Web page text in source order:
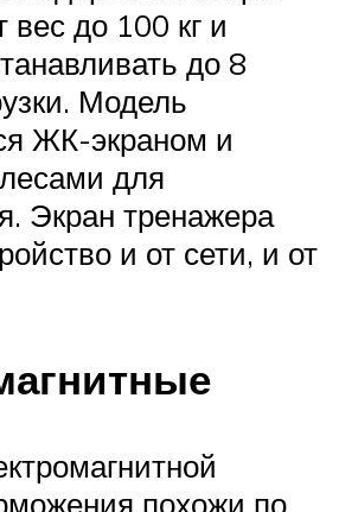
до 100 кг и
до 8
Модель
ЖК-экраном и
для
Экран тренажера
и от сети, и от
похожи по